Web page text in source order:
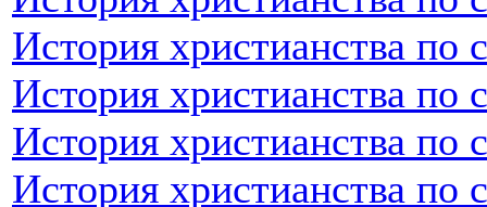
История христианства по
История христианства по
История христианства по
История христианства по